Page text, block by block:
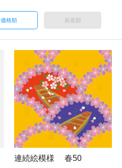
価格順 新着順
連続絵模様 春50